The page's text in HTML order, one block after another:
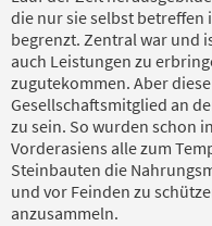
die nur sie selbst betreffen
begrenzt. Zentral war und
auch Leistungen zu
zugutekommen. Aber
Gesellschaftsmitglied an
zu sein. So wurden schon
Vorderasiens alle zum
Steinbauten die
und vor Feinden zu
anzusammeln.